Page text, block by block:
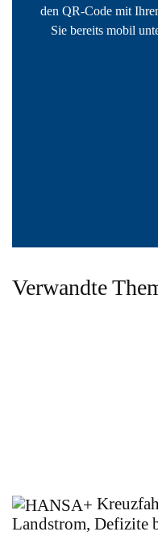
den QR-Code mit
Sie bereits mobil
Verwandte
Landstrom, Defizite